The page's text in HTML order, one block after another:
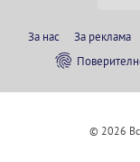
За нас За реклама
© 2026